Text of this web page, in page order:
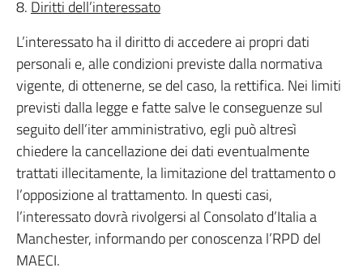
8. Diritti dell’interessato
L’interessato ha il diritto di accedere ai propri dati
personali e, alle condizioni previste dalla normativa
vigente, di ottenerne, se del caso, la rettifica. Nei limiti
previsti dalla legge e fatte salve le conseguenze sul
seguito dell’iter amministrativo, egli può altresì
chiedere la cancellazione dei dati eventualmente
trattati illecitamente, la limitazione del trattamento o
l’opposizione al trattamento. In questi casi,
l’interessato dovrà rivolgersi al Consolato d’Italia a
Manchester, informando per conoscenza l’RPD del
MAECI.